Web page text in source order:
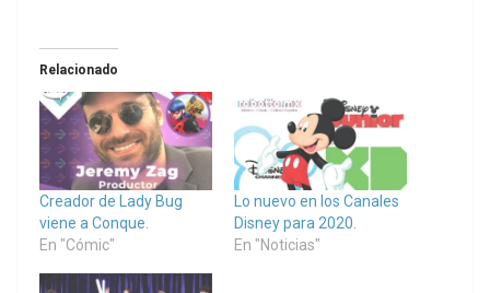
Relacionado
Creador de Lady Bug
viene a Conque.
En "Cómic"
Lo nuevo en los Canales
Disney para 2020.
En "Noticias"